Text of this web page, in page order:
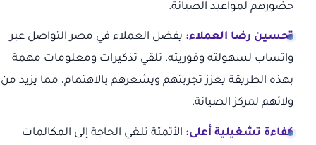
حضورهم لمواعيد الصيانة.
تحسين رضا العملاء: يفضل العملاء في مصر التواصل عبر
واتساب لسهولته وفوريته. تلقي تذكيرات ومعلومات مهمة
بهذه الطريقة يعزز تجربتهم ويشعرهم بالاهتمام، مما يزيد من
ولائهم لمركز الصيانة.
كفاءة تشغيلية أعلى: الأتمتة تلغي الحاجة إلى المكالمات